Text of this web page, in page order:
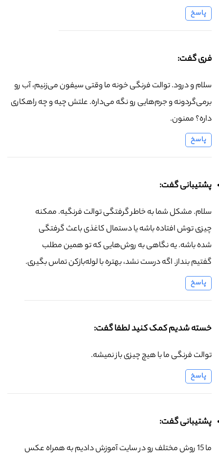
پاسخ
فری گفت:
سلام و درود. توالت فرنگی خونه ما وقتی سیفون می‌زنیم، آب رو
برمی‌گردونه و جرم‌هایی رو نگه می‌داره. علتش چیه و چه راهکاری
داره؟ ممنون.
پاسخ
پشتیبانی گفت:
سلام. مشکل شما به خاطر گرفتگی توالت فرنگیه. ممکنه
چیزی توش افتاده باشه یا دستمال کاغذی باعث گرفتگی
شده باشه. یه نگاهی به روش‌هایی که تو همین مطلب
گفتیم بنداز. اگه درست نشد، بهتره با لوله‌بازکن تماس بگیری.
پاسخ
خسته شدیم کمک کنید لطفا گفت:
توالت فرنگی ما با هیچ چیزی باز نمیشه.
پاسخ
پشتیبانی گفت:
ما 15 روش مختلف رو در سایت آموزش دادیم به همراه عکس